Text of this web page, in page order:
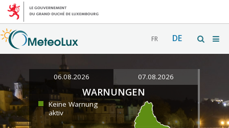
FR DE
06.08.2026 07.08.2026
WARNUNGEN
Keine Warnung
aktiv